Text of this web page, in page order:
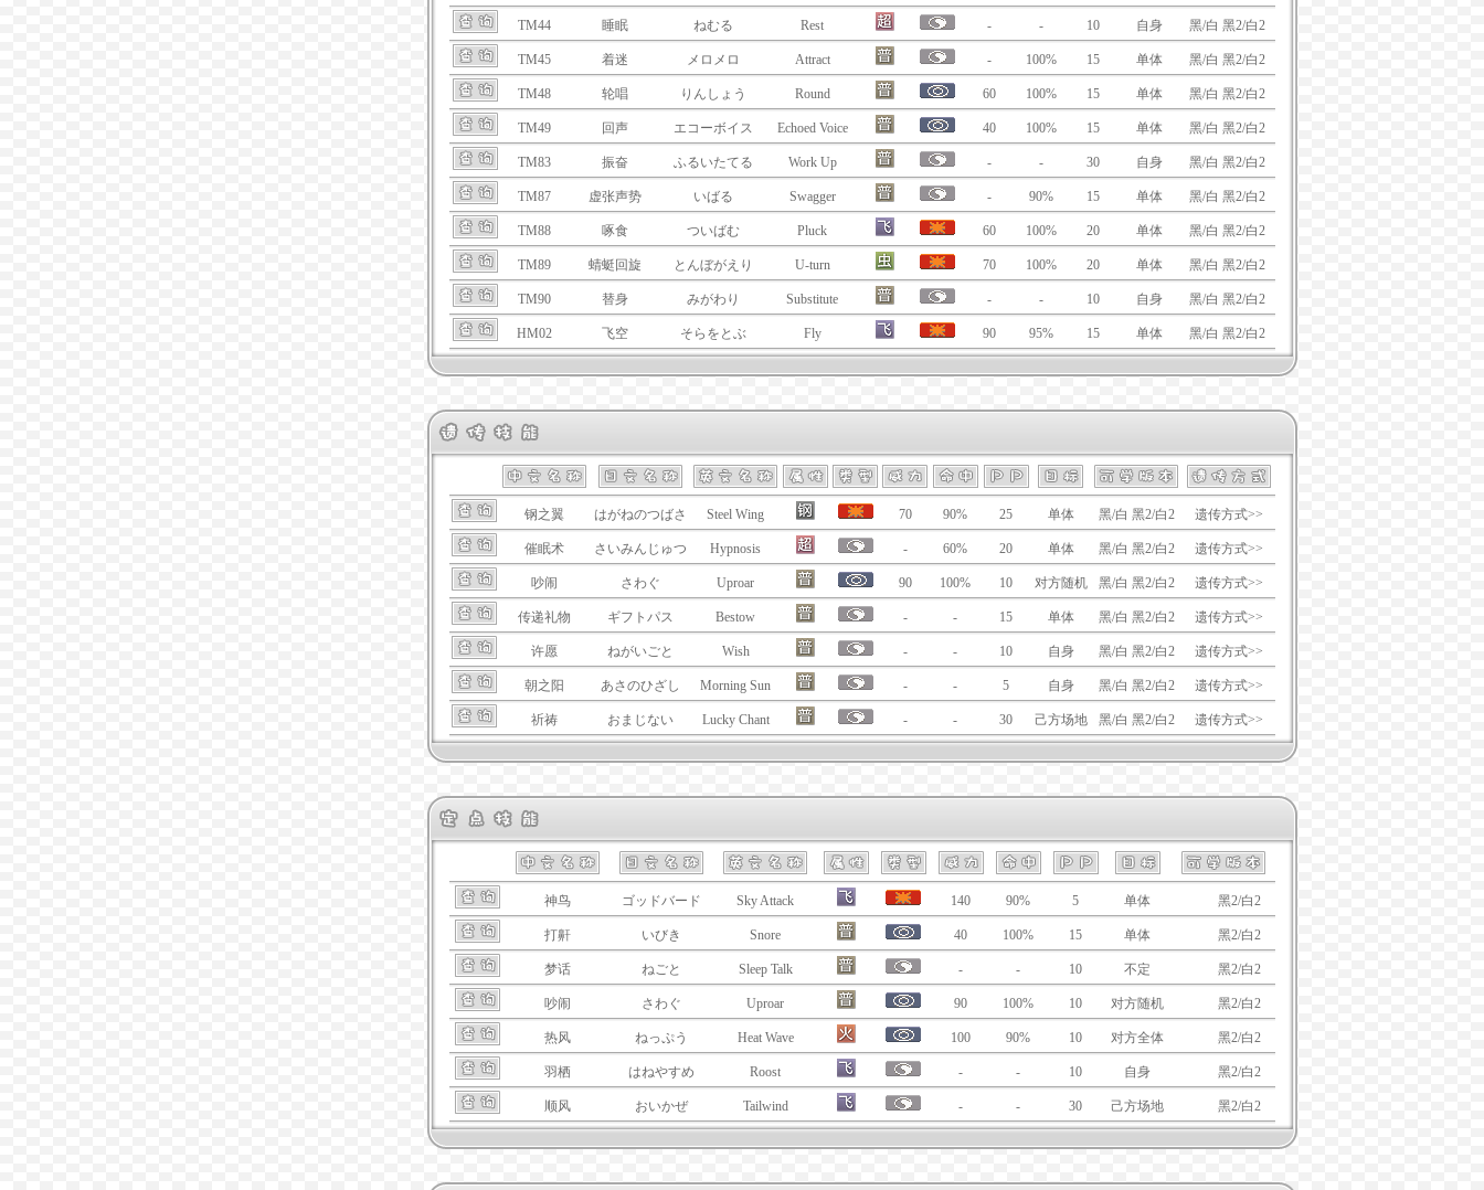
TM44 睡眠 ねむる Rest - - 10 自身 黑/白 黑2/白2
TM45 着迷 メロメロ Attract - 100% 15 单体 黑/白 黑2/白2
TM48 轮唱 りんしょう Round 60 100% 15 单体 黑/白 黑2/白2
TM49 回声 エコーボイス Echoed Voice 40 100% 15 单体 黑/白 黑2/白2
TM83 振奋 ふるいたてる Work Up - - 30 自身 黑/白 黑2/白2
TM87 虚张声势 いばる Swagger - 90% 15 单体 黑/白 黑2/白2
TM88 啄食 ついばむ Pluck 60 100% 20 单体 黑/白 黑2/白2
TM89 蜻蜓回旋 とんぼがえり U-turn 70 100% 20 单体 黑/白 黑2/白2
TM90 替身 みがわり Substitute - - 10 自身 黑/白 黑2/白2
HM02 飞空 そらをとぶ Fly 90 95% 15 单体 黑/白 黑2/白2
钢之翼 はがねのつばさ Steel Wing 70 90% 25 单体 黑/白 黑2/白2 遗传方式>>
催眠术 さいみんじゅつ Hypnosis - 60% 20 单体 黑/白 黑2/白2 遗传方式>>
吵闹 さわぐ Uproar 90 100% 10 对方随机 黑/白 黑2/白2 遗传方式>>
传递礼物 ギフトパス Bestow - - 15 单体 黑/白 黑2/白2 遗传方式>>
许愿 ねがいごと Wish - - 10 自身 黑/白 黑2/白2 遗传方式>>
朝之阳 あさのひざし Morning Sun - - 5 自身 黑/白 黑2/白2 遗传方式>>
祈祷 おまじない Lucky Chant - - 30 己方场地 黑/白 黑2/白2 遗传方式>>
神鸟 ゴッドバード Sky Attack 140 90% 5 单体 黑2/白2
打鼾 いびき Snore 40 100% 15 单体 黑2/白2
梦话 ねごと Sleep Talk - - 10 不定 黑2/白2
吵闹 さわぐ Uproar 90 100% 10 对方随机 黑2/白2
热风 ねっぷう Heat Wave 100 90% 10 对方全体 黑2/白2
羽栖 はねやすめ Roost - - 10 自身 黑2/白2
顺风 おいかぜ Tailwind - - 30 己方场地 黑2/白2